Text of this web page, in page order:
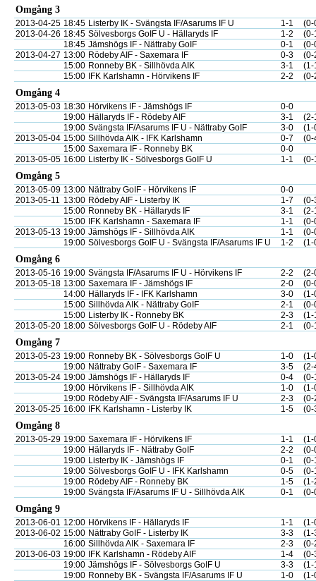
Omgång 3
2013-04-25 18:45 Listerby IK - Svängsta IF/Asarums IF U 1-1
(0-
2013-04-26 18:45 Sölvesborgs GoIF U - Hällaryds IF 1-2
(0-
18:45 Jämshögs IF - Nättraby GoIF 0-1
(0-
2013-04-27 13:00 Rödeby AIF - Saxemara IF 0-3
(0-
15:00 Ronneby BK - Sillhövda AIK 3-1
(1-
15:00
IFK Karlshamn - Hörvikens IF 2-2 (0-
Omgång 4
2013-05-03 18:30 Hörvikens IF - Jämshögs IF
0-0
19:00 Hällaryds IF - Rödeby AIF 3-1
(2-
19:00 Svängsta IF/Asarums IF U - Nättraby GoIF 3-0
(1-
2013-05-04 15:00 Sillhövda AIK - IFK Karlshamn 0-7
(0-
15:00 Saxemara IF - Ronneby BK
0-0
2013-05-05 16:00 Listerby IK - Sölvesborgs GoIF U 1-1 (0-
Omgång 5
2013-05-09 13:00 Nättraby GoIF - Hörvikens IF
0-0
2013-05-11 13:00 Rödeby AIF - Listerby IK 1-7
(0-
15:00 Ronneby BK - Hällaryds IF 3-1
(2-
15:00
IFK Karlshamn - Saxemara IF 1-1
(0-
2013-05-13 19:00 Jämshögs IF - Sillhövda AIK 1-1
(0-
19:00 Sölvesborgs GoIF U - Svängsta IF/Asarums IF U 1-2 (1-
Omgång 6
2013-05-16 19:00 Svängsta IF/Asarums IF U - Hörvikens IF 2-2
(2-
2013-05-18 13:00 Saxemara IF - Jämshögs IF 2-0
(0-
14:00 Hällaryds IF - IFK Karlshamn 3-0
(1-
15:00 Sillhövda AIK - Nättraby GoIF 2-1
(0-
15:00 Listerby IK - Ronneby BK 2-3
(1-
2013-05-20 18:00 Sölvesborgs GoIF U - Rödeby AIF 2-1 (0-
Omgång 7
2013-05-23 19:00 Ronneby BK - Sölvesborgs GoIF U 1-0
(1-
19:00 Nättraby GoIF - Saxemara IF 3-5
(2-
2013-05-24 19:00 Jämshögs IF - Hällaryds IF 0-4
(0-
19:00 Hörvikens IF - Sillhövda AIK 1-0
(1-
19:00 Rödeby AIF - Svängsta IF/Asarums IF U 2-3
(0-
2013-05-25 16:00 IFK Karlshamn - Listerby IK 1-5 (0-
Omgång 8
2013-05-29 19:00 Saxemara IF - Hörvikens IF 1-1
(1-
19:00 Hällaryds IF - Nättraby GoIF 2-2
(0-
19:00 Listerby IK - Jämshögs IF 0-1
(0-
19:00 Sölvesborgs GoIF U - IFK Karlshamn 0-5
(0-
19:00 Rödeby AIF - Ronneby BK 1-5
(1-
19:00 Svängsta IF/Asarums IF U - Sillhövda AIK 0-1 (0-
Omgång 9
2013-06-01 12:00 Hörvikens IF - Hällaryds IF 1-1
(1-
2013-06-02 15:00 Nättraby GoIF - Listerby IK 3-3
(1-
16:00 Sillhövda AIK - Saxemara IF 2-3
(0-
2013-06-03 19:00 IFK Karlshamn - Rödeby AIF 1-4
(0-
19:00 Jämshögs IF - Sölvesborgs GoIF U 3-3
(1-
19:00 Ronneby BK - Svängsta IF/Asarums IF U 1-0 (1-